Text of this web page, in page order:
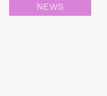
NEWS